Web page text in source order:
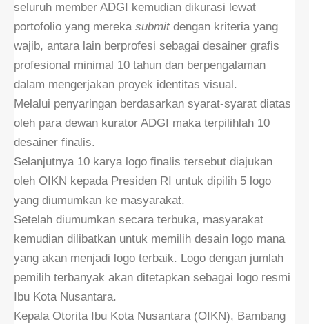
seluruh member ADGI kemudian dikurasi lewat
portofolio yang mereka submit dengan kriteria yang
wajib, antara lain berprofesi sebagai desainer grafis
profesional minimal 10 tahun dan berpengalaman
dalam mengerjakan proyek identitas visual.
Melalui penyaringan berdasarkan syarat-syarat diatas
oleh para dewan kurator ADGI maka terpilihlah 10
desainer finalis.
Selanjutnya 10 karya logo finalis tersebut diajukan
oleh OIKN kepada Presiden RI untuk dipilih 5 logo
yang diumumkan ke masyarakat.
Setelah diumumkan secara terbuka, masyarakat
kemudian dilibatkan untuk memilih desain logo mana
yang akan menjadi logo terbaik. Logo dengan jumlah
pemilih terbanyak akan ditetapkan sebagai logo resmi
Ibu Kota Nusantara.
Kepala Otorita Ibu Kota Nusantara (OIKN), Bambang